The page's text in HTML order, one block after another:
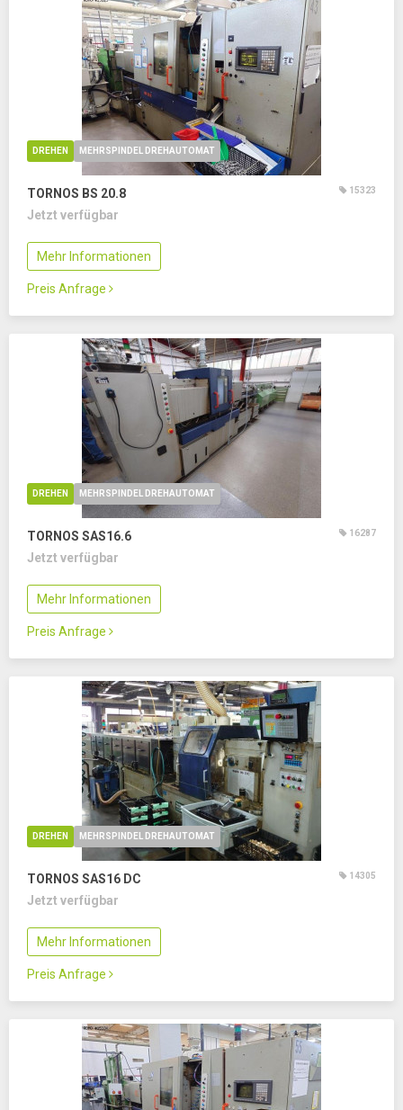
DREHEN MEHRSPINDEL DREHAUTOMAT
TORNOS BS 20.8 15323
Jetzt verfügbar
Mehr Informationen
Preis Anfrage
DREHEN MEHRSPINDEL DREHAUTOMAT
TORNOS SAS16.6 16287
Jetzt verfügbar
Mehr Informationen
Preis Anfrage
DREHEN MEHRSPINDEL DREHAUTOMAT
TORNOS SAS16 DC 14305
Jetzt verfügbar
Mehr Informationen
Preis Anfrage